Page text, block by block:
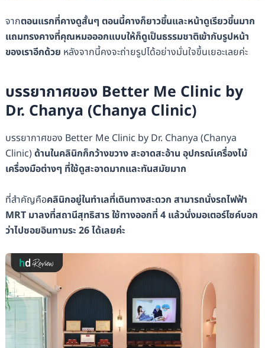
จากตอนแรกที่คางดูสั้นๆ ตอนนี้คางก็ยาวขึ้นและหน้าดูเรียวขึ้นมาก
แถมทรงคางที่คุณหมอออกแบบให้ก็ดูเป็นธรรมชาติเข้ากับรูปหน้า
ของเราอีกด้วย หลังจากนี้คงจะถ่ายรูปได้อย่างมั่นใจขึ้นเยอะเลยค่ะ
บรรยากาศของ Better Me Clinic by
Dr. Chanya (Chanya Clinic)
บรรยากาศของ Better Me Clinic by Dr. Chanya (Chanya
Clinic)ด้านในคลินิกก็กว้างขวาง สะอาดสะอ้าน อุปกรณ์เครื่องไม้
เครื่องมือต่างๆ ที่ใช้ดูสะอาดมากและทันสมัยมาก
ที่สำคัญคือคลินิกอยู่ในทำเลที่เดินทางสะดวก สามารถนั่งรถไฟฟ้า
MRT มาลงที่สถานีสุทธิสาร ใช้ทางออกที่ 4 แล้วนั่งมอเตอร์ไซค์บอก
ว่าไปซอยอินทามระ 26 ได้เลยค่ะ